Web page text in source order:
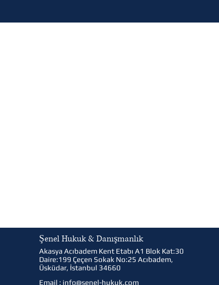
Şenel Hukuk & Danışmanlık
Akasya Acıbadem Kent Etabı A1 Blok Kat:30
Daire:199 Çeçen Sokak No:25 Acıbadem,
Üsküdar, İstanbul 34660
Email : info@senel-hukuk.com